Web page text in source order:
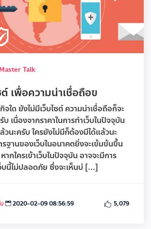
Talk
ต์ เพื่อความน่าเชื่อถือข
ใด ยังไม่มีเว็บไซต์ ความน่าเชื่อถือก็จะ
เนื่องจากราคาในการทำเว็บในปัจจุบัน
นะครับ ใครยังไม่มีก็ต้องมีได้แล้วนะ
รฐานของเว็บในอนาคตยิ่งจะเข้มข้นขึ้น
ากใครเข้าเว็บในปัจจุบัน อาจจะมีการ
บนี้ไม่ปลอดภัย ซึ่งจะเห็นบ่ [...]
2020-02-09 08:56:59 5,079